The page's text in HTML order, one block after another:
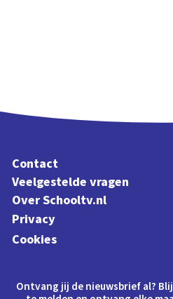
Contact
Veelgestelde vragen
Over Schooltv.nl
Privacy
Cookies
Ontvang jij de nieuwsbrief al?